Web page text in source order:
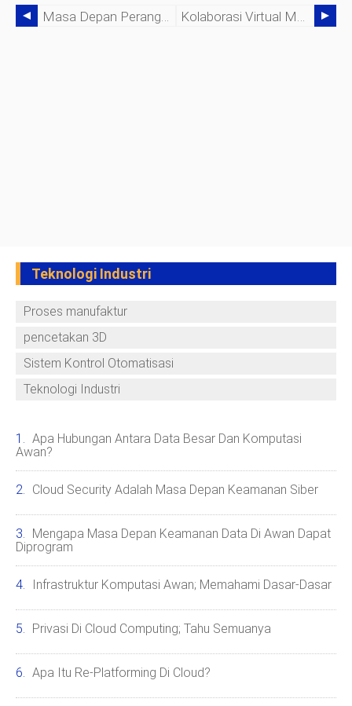
Teknologi Industri
Proses manufaktur
pencetakan 3D
Sistem Kontrol Otomatisasi
Teknologi Industri
Apa Hubungan Antara Data Besar Dan Komputasi
Awan?
Cloud Security Adalah Masa Depan Keamanan Siber
Mengapa Masa Depan Keamanan Data Di Awan Dapat
Diprogram
Infrastruktur Komputasi Awan; Memahami Dasar-Dasar
Privasi Di Cloud Computing; Tahu Semuanya
Apa Itu Re-Platforming Di Cloud?